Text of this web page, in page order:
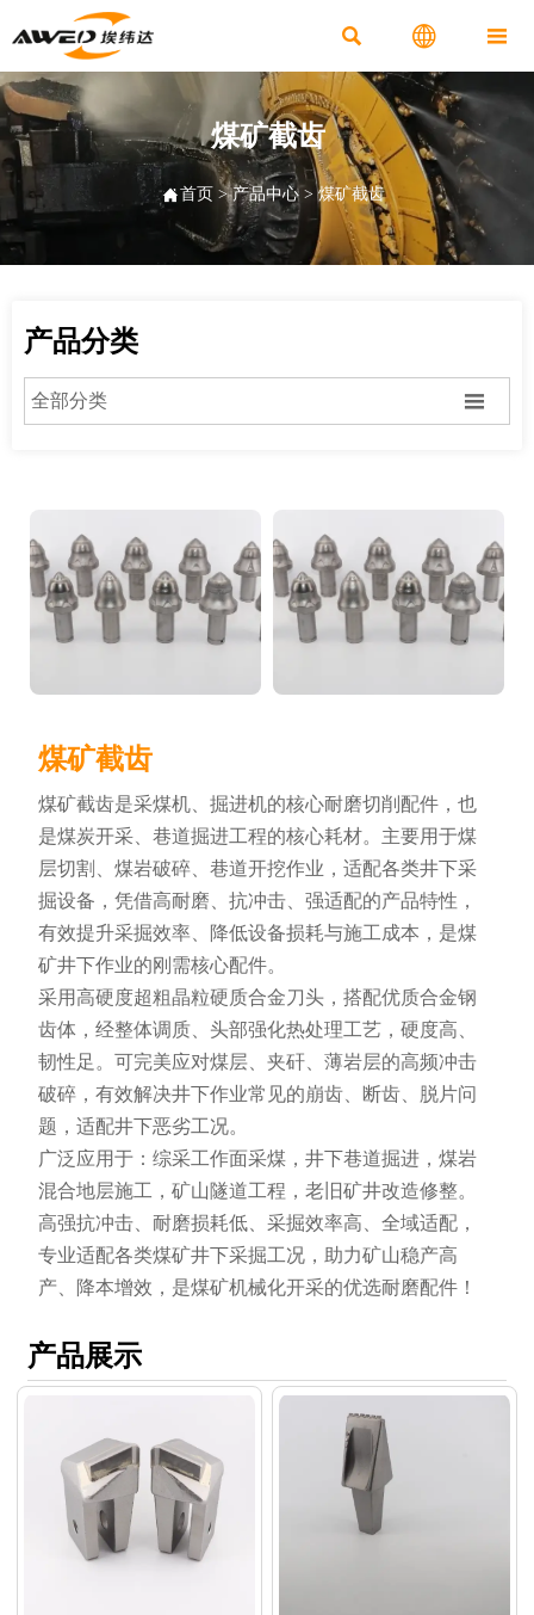
  
煤矿截齿
首页 >产品中心 >煤矿截齿
产品分类
全部分类 
煤矿截齿
煤矿截齿是采煤机、掘进机的核心耐磨切削配件，也
是煤炭开采、巷道掘进工程的核心耗材。主要用于煤
层切割、煤岩破碎、巷道开挖作业，适配各类井下采
掘设备，凭借高耐磨、抗冲击、强适配的产品特性，
有效提升采掘效率、降低设备损耗与施工成本，是煤
矿井下作业的刚需核心配件。
采用高硬度超粗晶粒硬质合金刀头，搭配优质合金钢
齿体，经整体调质、头部强化热处理工艺，硬度高、
韧性足。可完美应对煤层、夹矸、薄岩层的高频冲击
破碎，有效解决井下作业常见的崩齿、断齿、脱片问
题，适配井下恶劣工况。
广泛应用于：综采工作面采煤，井下巷道掘进，煤岩
混合地层施工，矿山隧道工程，老旧矿井改造修整。
高强抗冲击、耐磨损耗低、采掘效率高、全域适配，
专业适配各类煤矿井下采掘工况，助力矿山稳产高
产、降本增效，是煤矿机械化开采的优选耐磨配件！
产品展示